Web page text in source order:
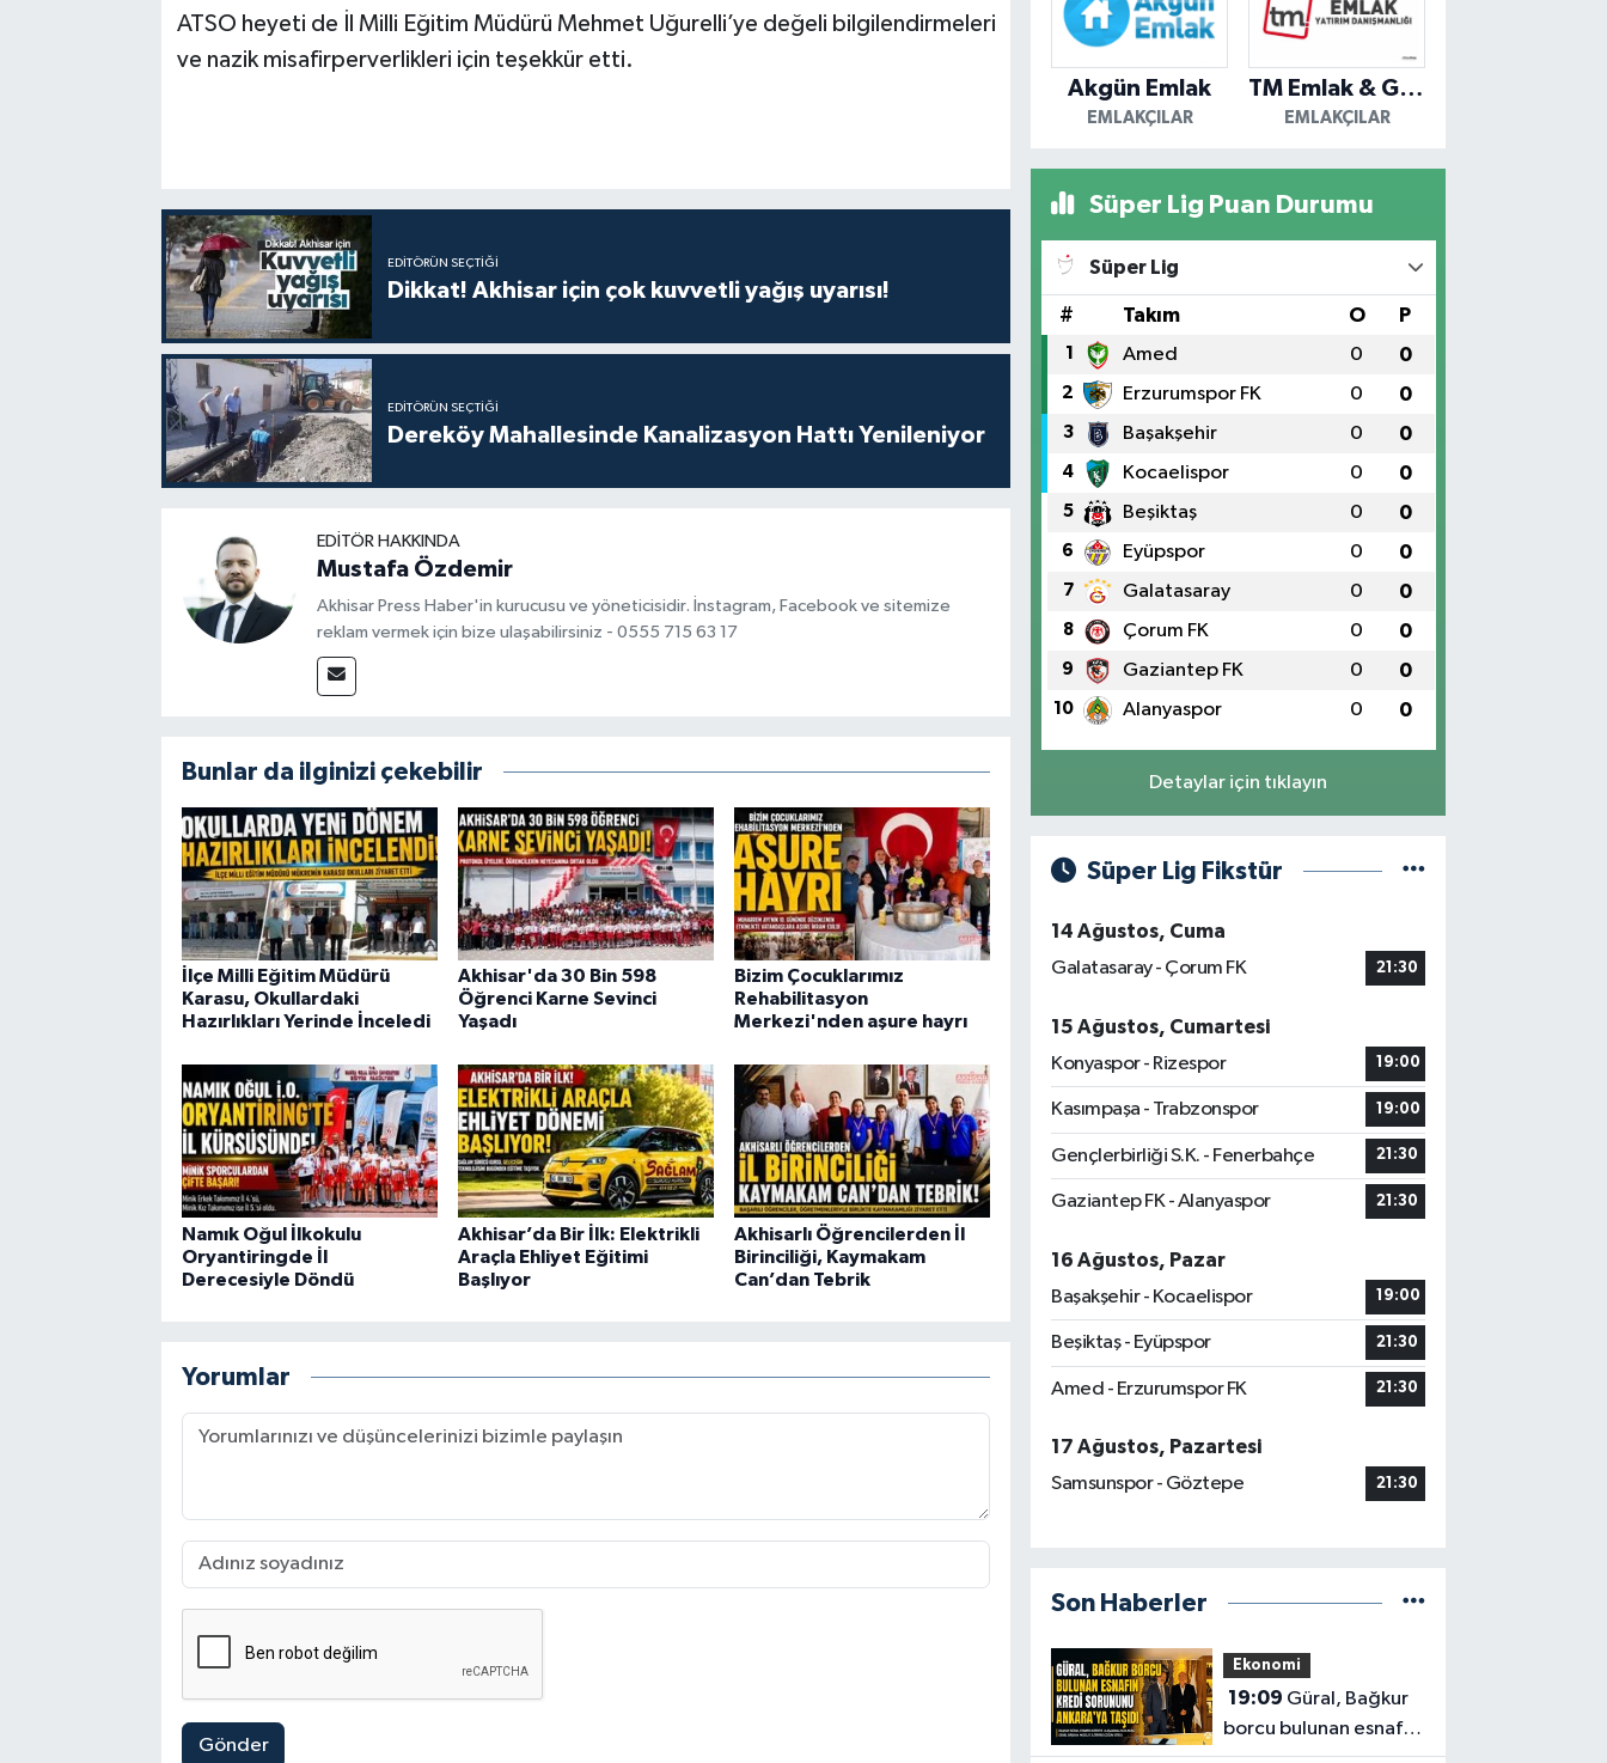
ATSO heyeti de İl Milli Eğitim Müdürü Mehmet Uğurelli’ye değeli bilgilendirmeleri
ve nazik misafirperverlikleri için teşekkür etti.
EDITÖRÜN SEÇTIĞI
Dikkat! Akhisar için çok kuvvetli yağış uyarısı!
EDITÖRÜN SEÇTIĞI
Dereköy Mahallesinde Kanalizasyon Hattı Yenileniyor
EDITÖR HAKKINDA
Mustafa Özdemir
Akhisar Press Haber'in kurucusu ve yöneticisidir. İnstagram, Facebook ve sitemize
reklam vermek için bize ulaşabilirsiniz - 0555 715 63 17
Bunlar da ilginizi çekebilir
İlçe Milli Eğitim Müdürü
Karasu, Okullardaki
Hazırlıkları Yerinde İnceledi
Akhisar'da 30 Bin 598
Öğrenci Karne Sevinci
Yaşadı
Bizim Çocuklarımız
Rehabilitasyon
Merkezi'nden aşure hayrı
Namık Oğul İlkokulu
Oryantiringde İl
Derecesiyle Döndü
Akhisar’da Bir İlk: Elektrikli
Araçla Ehliyet Eğitimi
Başlıyor
Akhisarlı Öğrencilerden İl
Birinciliği, Kaymakam
Can’dan Tebrik
Yorumlar
Gönder
Akgün Emlak
EMLAKÇILAR
TM Emlak & Gayrimenkul
EMLAKÇILAR
Süper Lig Puan Durumu
Süper Lig
# Takım O P
1 Amed 0 0
2 Erzurumspor FK 0 0
3 Başakşehir 0 0
4 Kocaelispor 0 0
5 Beşiktaş 0 0
6 Eyüpspor 0 0
7 Galatasaray 0 0
8 Çorum FK 0 0
9 Gaziantep FK 0 0
10 Alanyaspor 0 0
Detaylar için tıklayın
Süper Lig Fikstür
14 Ağustos, Cuma
Galatasaray - Çorum FK
21:30
15 Ağustos, Cumartesi
Konyaspor - Rizespor
19:00
Kasımpaşa - Trabzonspor 19:00
Gençlerbirliği S.K. - Fenerbahçe 21:30
Gaziantep FK - Alanyaspor 21:30
16 Ağustos, Pazar
Başakşehir - Kocaelispor
19:00
Beşiktaş - Eyüpspor 21:30
Amed - Erzurumspor FK 21:30
17 Ağustos, Pazartesi
Samsunspor - Göztepe
21:30
Son Haberler
Ekonomi
19:09
borcu bulunan esnafın